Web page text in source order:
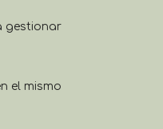
gestionar
el mismo